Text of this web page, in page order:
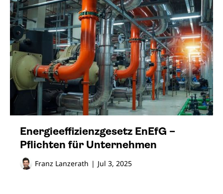
Energie­effizienz­gesetz EnEfG –
Pflichten für Unternehmen
Franz Lanzerath | Jul 3, 2025